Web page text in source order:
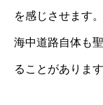
を感じさせます
海中道路自体も
ることがあります